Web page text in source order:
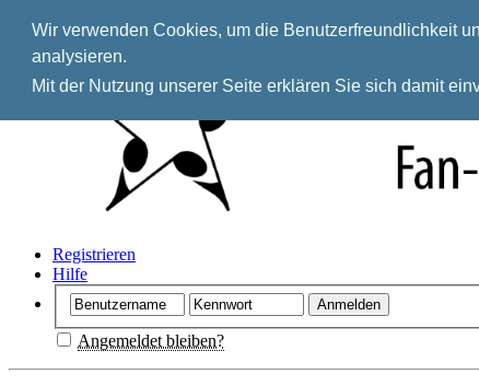
Wir verwenden Cookies, um die Benutzerfreundlichkeit
analysieren.
Mit der Nutzung unserer Seite erklären Sie sich damit
Registrieren
Hilfe
Angemeldet bleiben?